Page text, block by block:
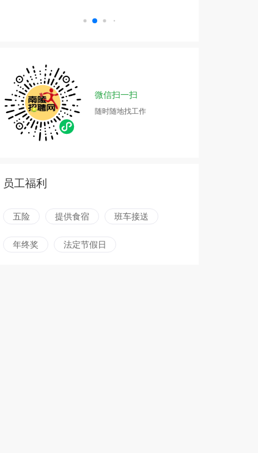
微信扫一扫
随时随地找工作
员工福利
五险 提供食宿 班车接送
年终奖 法定节假日